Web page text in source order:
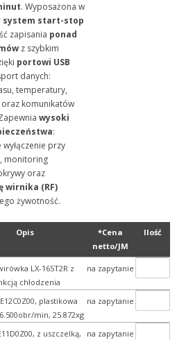
. Wyposażona w
start-stop
zapisania ponad
z szybkim
portowi USB
danych:
temperatury,
komunikatów
wysoki
:
przy
monitoring
oraz
wirnika (RF)
żywotność.
Opis
*Cena
netto/JM
Ilość
LX-165T2R z
chłodzenia
na zapytanie
plastikowa
min, 25.872xg
na zapytanie
z uszczelką,
na zapytanie